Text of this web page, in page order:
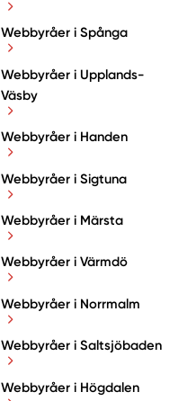
Webbyråer i Spånga
Webbyråer i Upplands-
Väsby
Webbyråer i Handen
Webbyråer i Sigtuna
Webbyråer i Märsta
Webbyråer i Värmdö
Webbyråer i Norrmalm
Webbyråer i Saltsjöbaden
Webbyråer i Högdalen